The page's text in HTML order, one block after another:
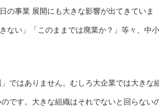
の事業 展開にも大きな影響が出てきていま
ない」「このままでは廃業か？」等々、中
ではありません。むしろ大企業では大きな
です。大きな組織はそれでないと回らない